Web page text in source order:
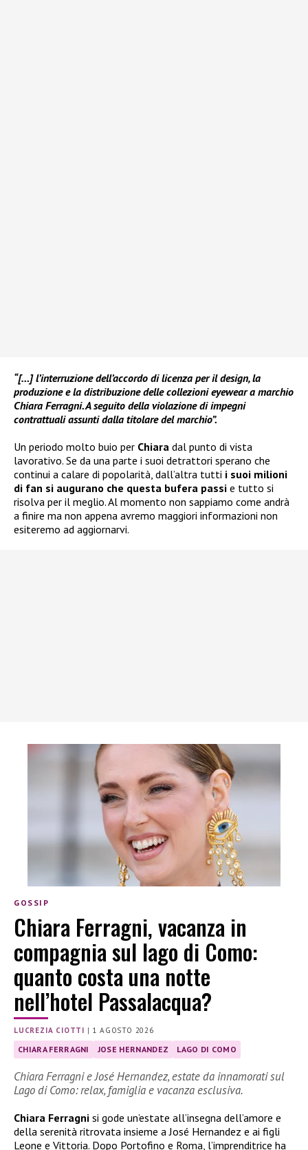
“[…] l’interruzione dell’accordo di licenza per il design, la
produzione e la distribuzione delle collezioni eyewear a marchio
Chiara Ferragni. A seguito della violazione di impegni
contrattuali assunti dalla titolare del marchio”.
Un periodo molto buio per Chiara dal punto di vista
lavorativo. Se da una parte i suoi detrattori sperano che
continui a calare di popolarità, dall’altra tutti i suoi milioni
di fan si augurano che questa bufera passi e tutto si
risolva per il meglio. Al momento non sappiamo come andrà
a finire ma non appena avremo maggiori informazioni non
esiteremo ad aggiornarvi.
GOSSIP
Chiara Ferragni, vacanza in
compagnia sul lago di Como:
quanto costa una notte
nell’hotel Passalacqua?
LUCREZIA CIOTTI | 1 AGOSTO 2026
CHIARA FERRAGNI JOSE HERNANDEZ LAGO DI COMO
Chiara Ferragni e José Hernandez, estate da innamorati sul
Lago di Como: relax, famiglia e vacanza esclusiva.
Chiara Ferragni si gode un’estate all’insegna dell’amore e
della serenità ritrovata insieme a José Hernandez e ai figli
Leone e Vittoria. Dopo Portofino e Roma, l’imprenditrice ha